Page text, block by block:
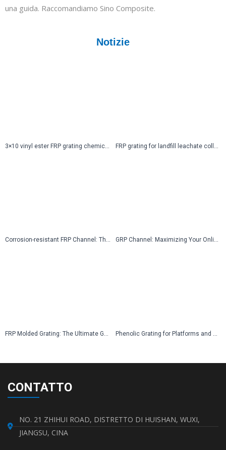
una guida. Raccomandiamo Sino Composite.
Notizie
Corrosion-resistant FRP Channel: The Ultimate Guide for Industrial Applications GRP Channel: Maximizing Your Online Presence with Strategic Digital Marketing Solutions
FRP Molded Grating: The Ultimate Guide for Industrial Applications Phenolic Grating for Platforms and Catwalks: The Ideal Solution for Industrial Safety and Durability
CONTATTO
NO. 21 ZHIHUI ROAD, DISTRETTO DI HUISHAN, WUXI,
JIANGSU, CINA